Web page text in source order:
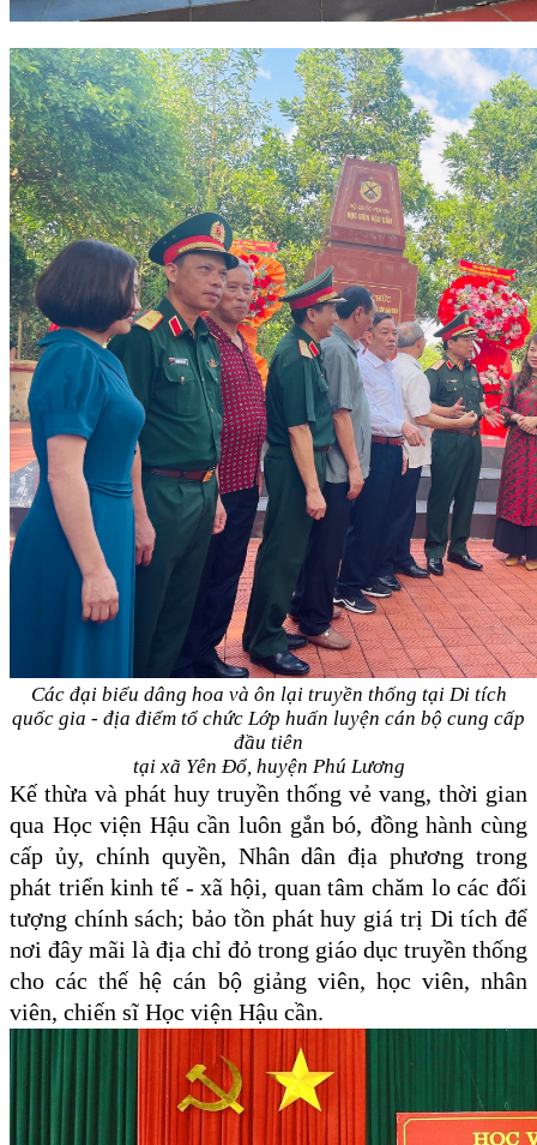
Các đại biểu dâng hoa và ôn lại truyền thống tại Di tích
quốc gia - địa điểm tổ chức Lớp huấn luyện cán bộ cung cấp
đầu tiên
tại xã Yên Đổ, huyện Phú Lương
Kế thừa và phát huy truyền thống vẻ vang, thời gian
qua Học viện Hậu cần luôn gắn bó, đồng hành cùng
cấp ủy, chính quyền, Nhân dân địa phương trong
phát triển kinh tế - xã hội, quan tâm chăm lo các đối
tượng chính sách; bảo tồn phát huy giá trị Di tích để
nơi đây mãi là địa chỉ đỏ trong giáo dục truyền thống
cho các thế hệ cán bộ giảng viên, học viên, nhân
viên, chiến sĩ Học viện Hậu cần.